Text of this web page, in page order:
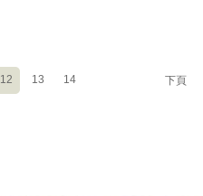
12 13 14 下頁